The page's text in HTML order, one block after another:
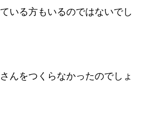
いる方もいるのではないでし
んをつくらなかったのでしょ